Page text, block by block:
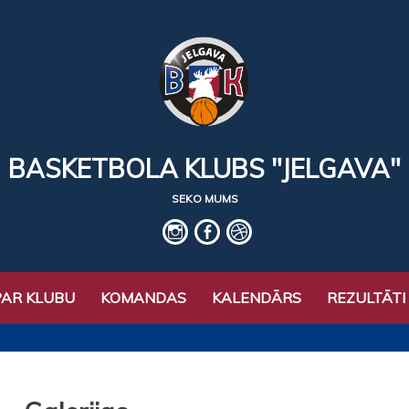
BASKETBOLA KLUBS "JELGAVA"
SEKO MUMS
IG fb basket
KLUBU KOMANDAS KALENDĀRS REZULTĀTI